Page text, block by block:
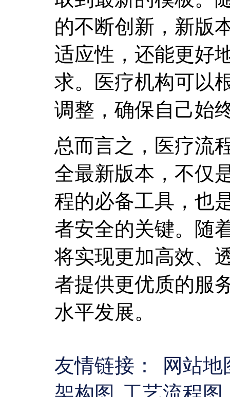
的不断创新，新版
适应性，还能更好
求。医疗机构可以
调整，确保自己始
总而言之，医疗流
全最新版本，不仅
程的必备工具，也
者安全的关键。随
将实现更加高效、
者提供更优质的服
水平发展。
友情链接：
网站